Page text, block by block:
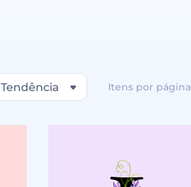
Tendência Itens por página